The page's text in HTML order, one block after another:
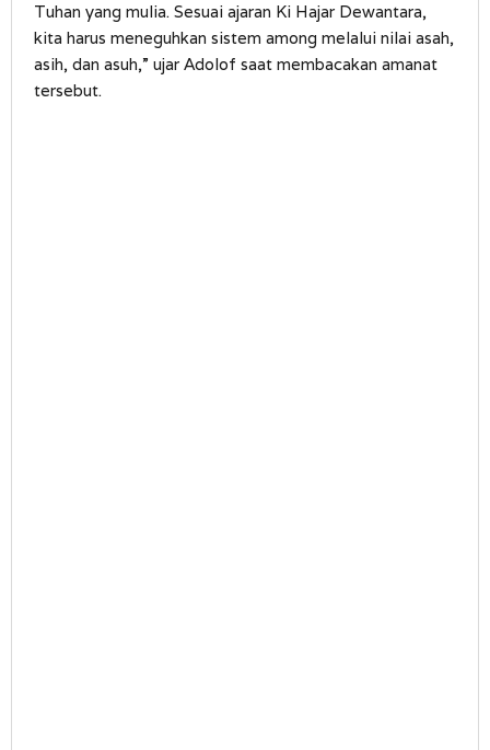
Tuhan yang mulia. Sesuai ajaran Ki Hajar Dewantara,
kita harus meneguhkan sistem among melalui nilai asah,
asih, dan asuh,” ujar Adolof saat membacakan amanat
tersebut.